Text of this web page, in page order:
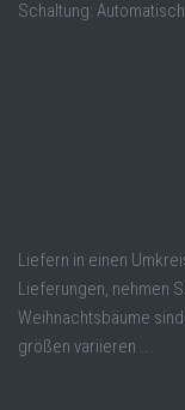
Schaltung:
Liefern in einen
Lieferungen, nehmen
Weihnachtsbäume
größen variieren ...